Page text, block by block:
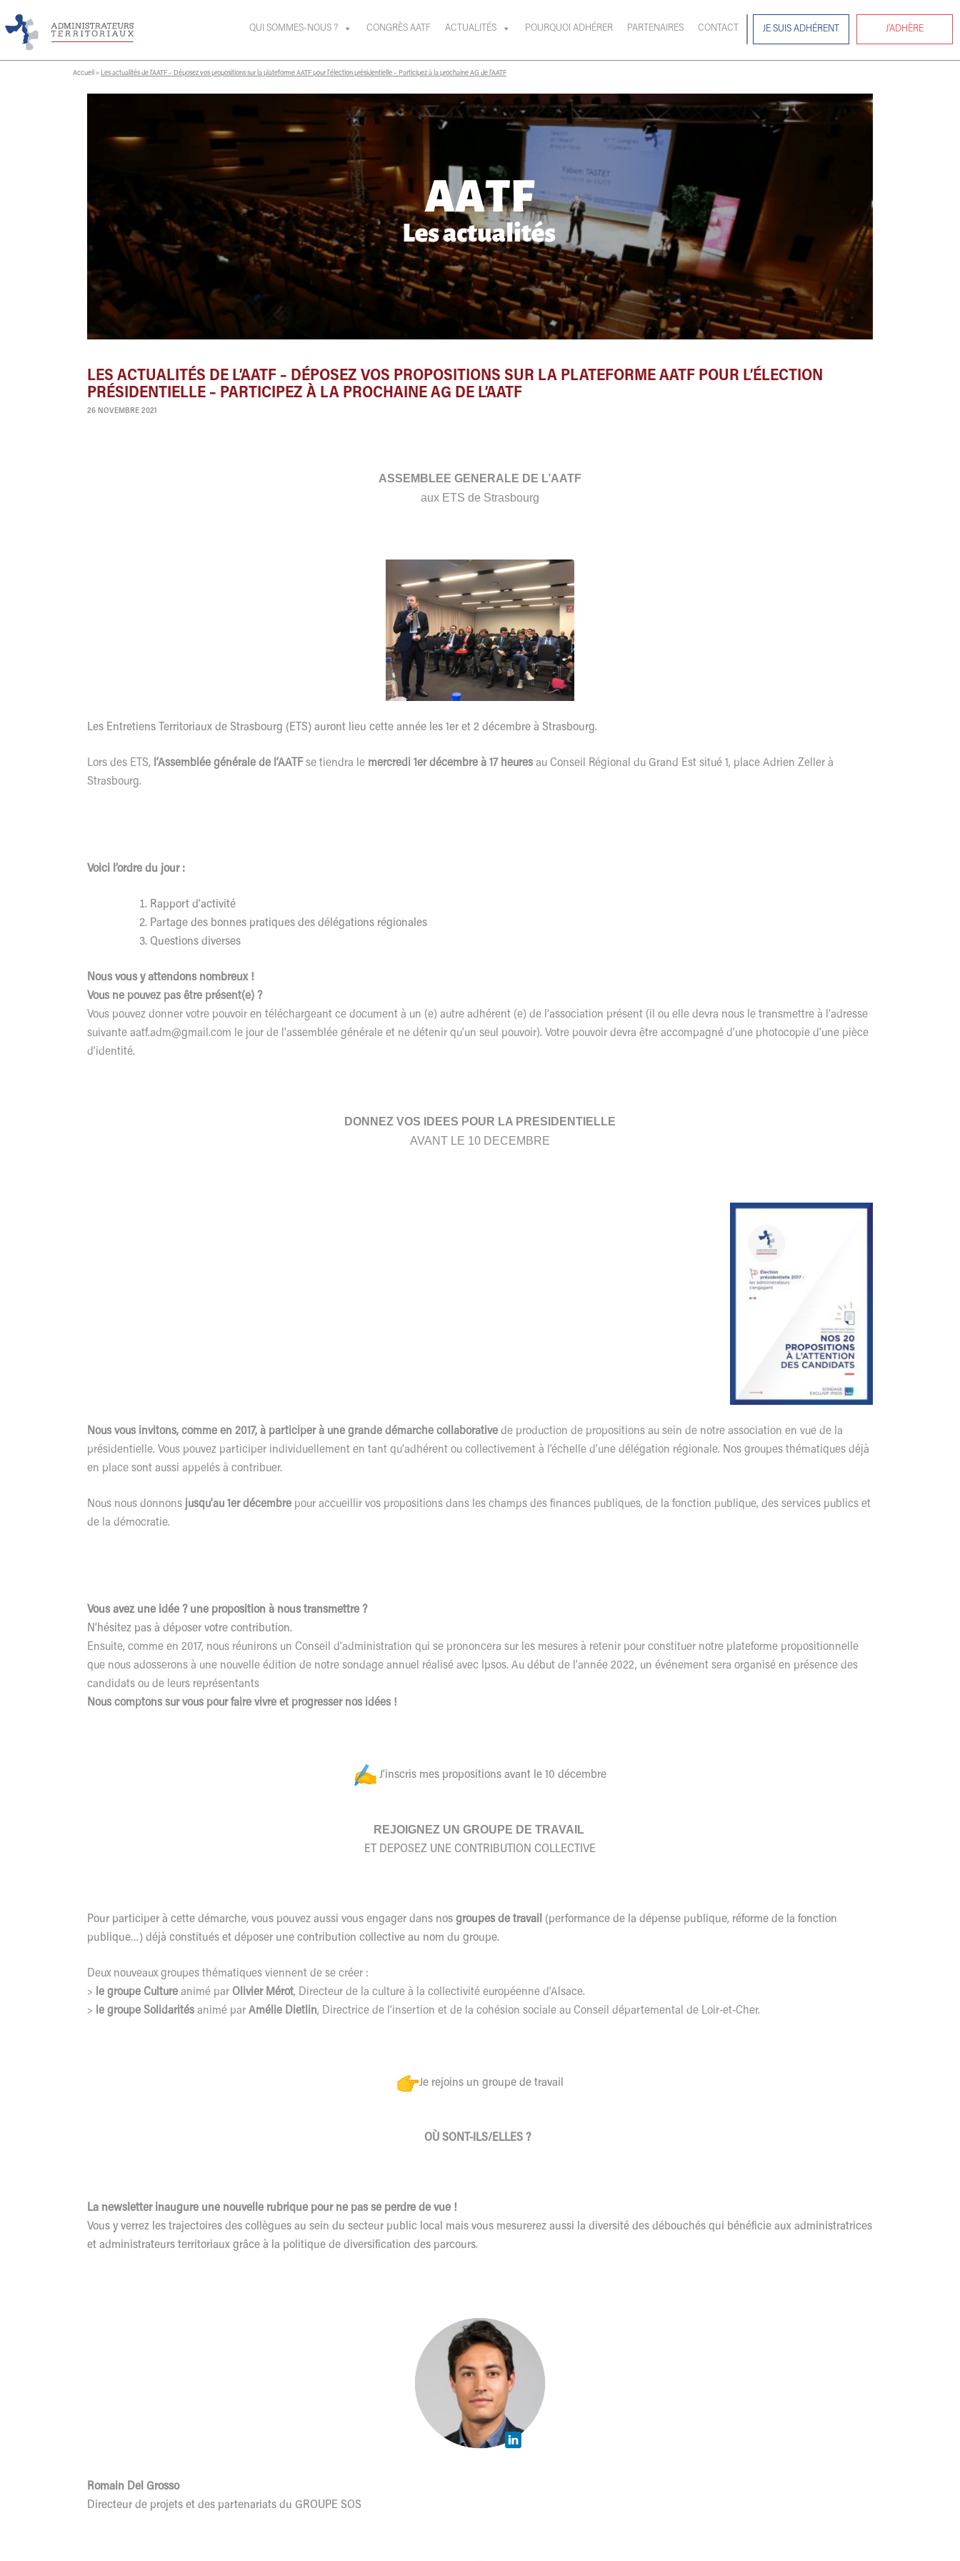
QUI SOMMES-NOUS ? CONGRÈS AATF ACTUALITÉS POURQUOI ADHÉRER PARTENAIRES CONTACT JE SUIS ADHÉRENT J'ADHÈRE
Accueil » Les actualités de l’AATF – Déposez vos propositions sur la plateforme AATF pour l’élection présidentielle – Participez à la prochaine AG de l’AATF
LES ACTUALITÉS DE L’AATF – DÉPOSEZ VOS PROPOSITIONS SUR LA PLATEFORME AATF POUR L’ÉLECTION
PRÉSIDENTIELLE – PARTICIPEZ À LA PROCHAINE AG DE L’AATF
26 NOVEMBRE 2021
ASSEMBLEE GENERALE DE L’AATF
aux ETS de Strasbourg
Les Entretiens Territoriaux de Strasbourg (ETS) auront lieu cette année les 1er et 2 décembre à Strasbourg.
Lors des ETS, l’Assemblée générale de l’AATF se tiendra le mercredi 1er décembre à 17 heures au Conseil Régional du Grand Est situé 1, place Adrien Zeller à
Strasbourg.
Voici l’ordre du jour :
Rapport d’activité
Partage des bonnes pratiques des délégations régionales
Questions diverses
Nous vous y attendons nombreux !
Vous ne pouvez pas être présent(e) ?
Vous pouvez donner votre pouvoir en téléchargeant ce document à un (e) autre adhérent (e) de l’association présent (il ou elle devra nous le transmettre à l’adresse
suivante aatf.adm@gmail.com le jour de l’assemblée générale et ne détenir qu’un seul pouvoir). Votre pouvoir devra être accompagné d’une photocopie d’une pièce
d’identité.
DONNEZ VOS IDEES POUR LA PRESIDENTIELLE
AVANT LE 10 DECEMBRE
Nous vous invitons, comme en 2017, à participer à une grande démarche collaborative de production de propositions au sein de notre association en vue de la
présidentielle. Vous pouvez participer individuellement en tant qu’adhérent ou collectivement à l’échelle d’une délégation régionale. Nos groupes thématiques déjà
en place sont aussi appelés à contribuer.
Nous nous donnons jusqu’au 1er décembre pour accueillir vos propositions dans les champs des finances publiques, de la fonction publique, des services publics et
de la démocratie.
Vous avez une idée ? une proposition à nous transmettre ?
N’hésitez pas à déposer votre contribution.
Ensuite, comme en 2017, nous réunirons un Conseil d’administration qui se prononcera sur les mesures à retenir pour constituer notre plateforme propositionnelle
que nous adosserons à une nouvelle édition de notre sondage annuel réalisé avec Ipsos. Au début de l’année 2022, un événement sera organisé en présence des
candidats ou de leurs représentants
Nous comptons sur vous pour faire vivre et progresser nos idées !
J’inscris mes propositions avant le 10 décembre
REJOIGNEZ UN GROUPE DE TRAVAIL
ET DEPOSEZ UNE CONTRIBUTION COLLECTIVE
Pour participer à cette démarche, vous pouvez aussi vous engager dans nos groupes de travail (performance de la dépense publique, réforme de la fonction
publique…) déjà constitués et déposer une contribution collective au nom du groupe.
Deux nouveaux groupes thématiques viennent de se créer :
> le groupe Culture animé par Olivier Mérot, Directeur de la culture à la collectivité européenne d’Alsace.
> le groupe Solidarités animé par Amélie Dietlin, Directrice de l’insertion et de la cohésion sociale au Conseil départemental de Loir-et-Cher.
Je rejoins un groupe de travail
OÙ SONT-ILS/ELLES ?
La newsletter inaugure une nouvelle rubrique pour ne pas se perdre de vue !
Vous y verrez les trajectoires des collègues au sein du secteur public local mais vous mesurerez aussi la diversité des débouchés qui bénéficie aux administratrices
et administrateurs territoriaux grâce à la politique de diversification des parcours.
Romain Del Grosso
Directeur de projets et des partenariats du GROUPE SOS